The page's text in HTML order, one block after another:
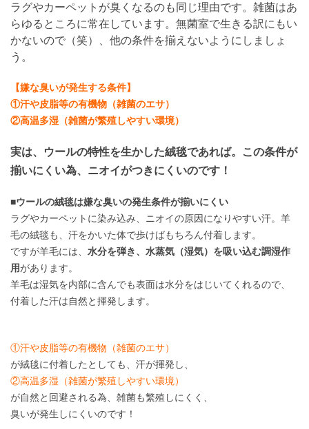
ラグやカーペットが臭くなるのも同じ理由です。雑菌はあ
らゆるところに常在しています。無菌室で生きる訳にもい
かないので（笑）、他の条件を揃えないようにしましょ
う。
【嫌な臭いが発生する条件】
①汗や皮脂等の有機物（雑菌のエサ）
②高温多湿（雑菌が繁殖しやすい環境）
実は、ウールの特性を生かした絨毯であれば。この条件が
揃いにくい為、ニオイがつきにくいのです！
■ウールの絨毯は嫌な臭いの発生条件が揃いにくい
ラグやカーペットに染み込み、ニオイの原因になりやすい汗。羊
毛の絨毯も、汗をかいた体で歩けばもちろん付着します。
ですが羊毛には、 水分を弾き、水蒸気（湿気）を吸い込む調湿作
用があります。
羊毛は湿気を内部に含んでも表面は水分をはじいてくれるので、
付着した汗は自然と揮発します。
①汗や皮脂等の有機物（雑菌のエサ）
が絨毯に付着したとしても、汗が揮発し、
②高温多湿（雑菌が繁殖しやすい環境）
が自然と回避される為、雑菌も繁殖しにくく、
臭いが発生しにくいのです！